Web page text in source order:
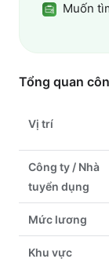
Muốn
Tổng quan
Vị trí
Công ty / Nhà
tuyển dụng
Mức lương
Khu vực